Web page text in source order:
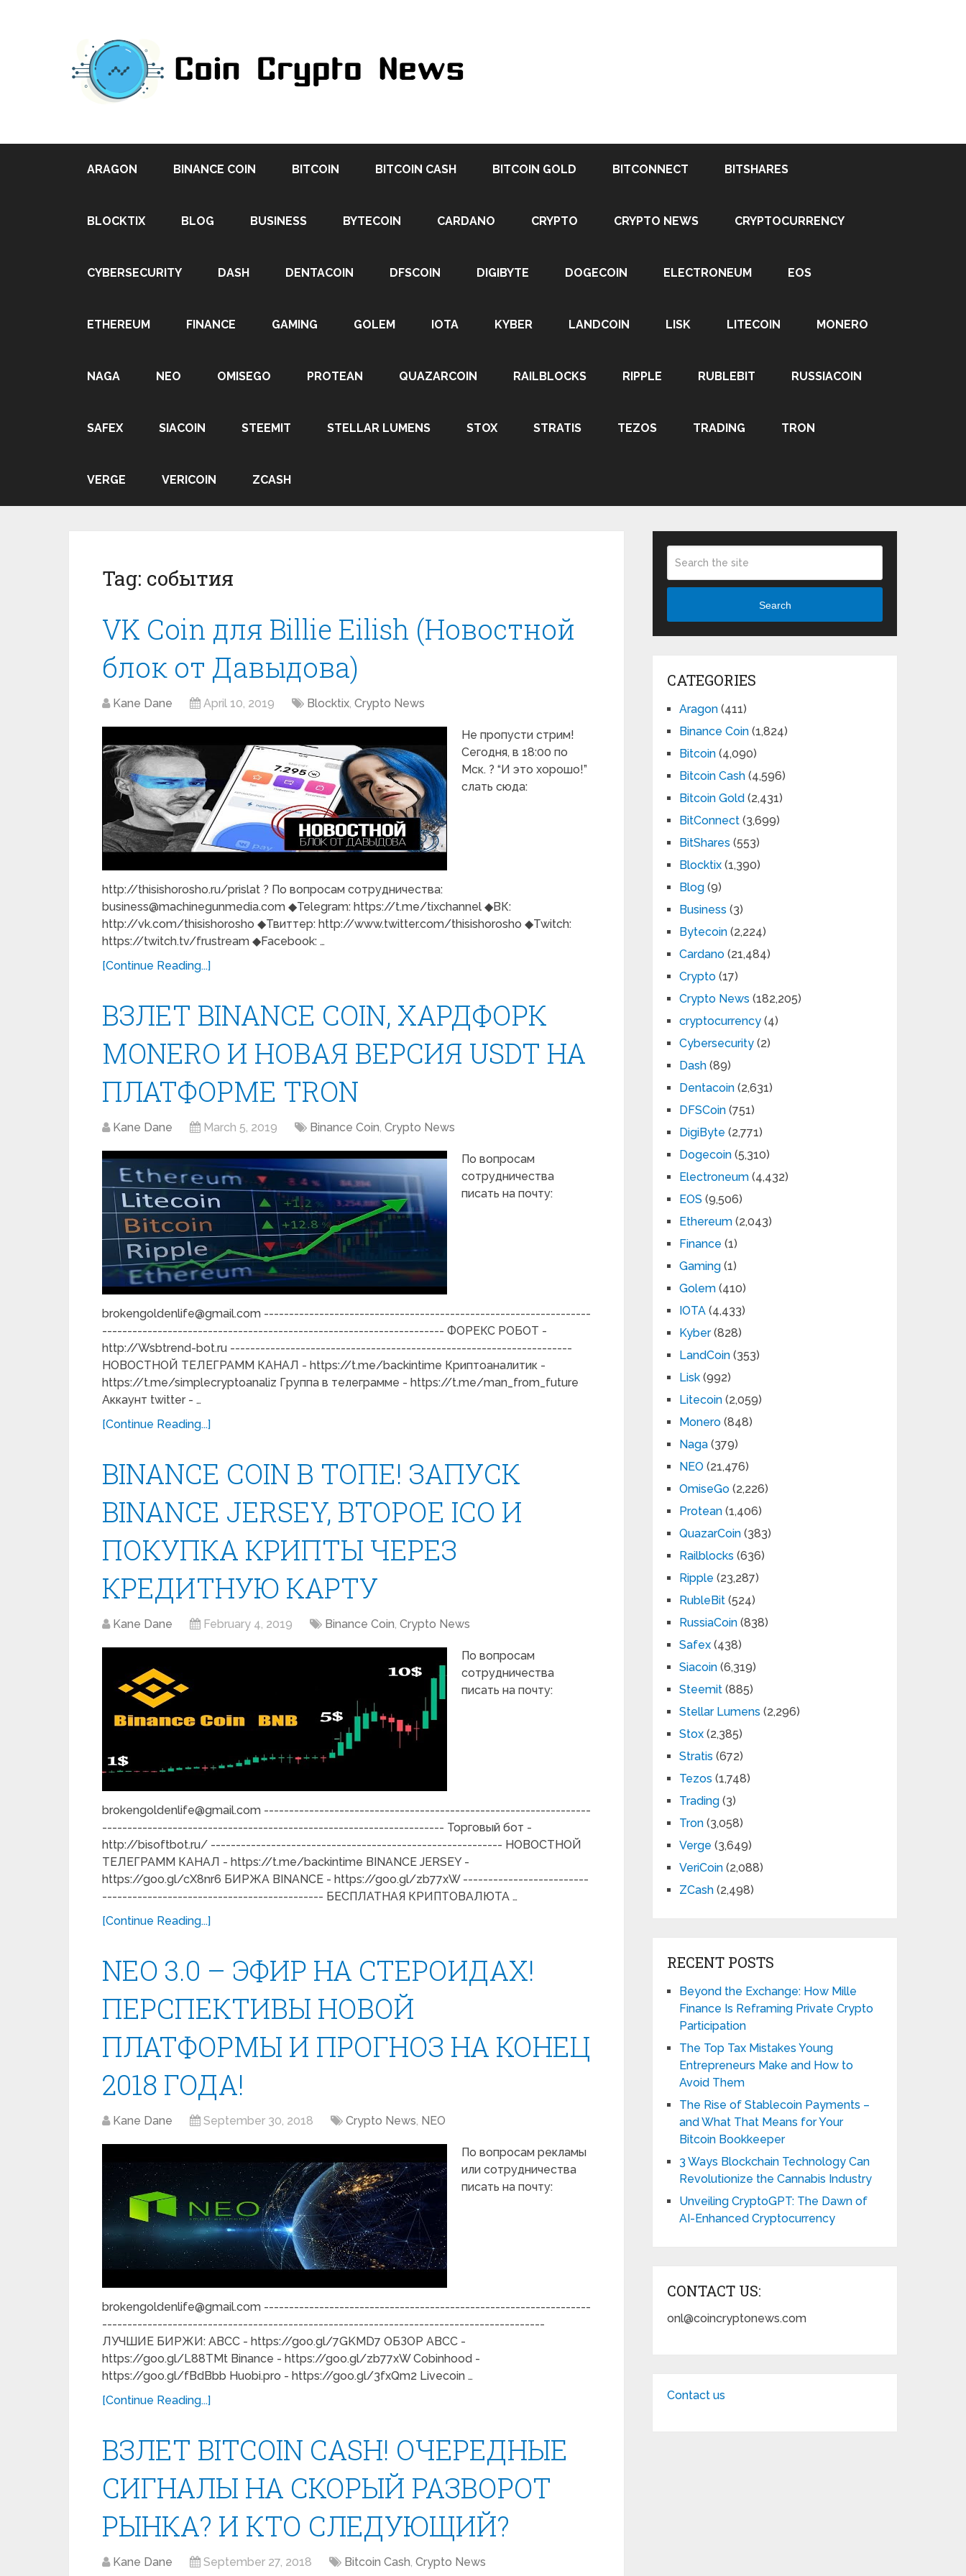
ARAGON BINANCE COIN BITCOIN BITCOIN CASH BITCOIN GOLD BITCONNECT BITSHARES
BLOCKTIX BLOG BUSINESS BYTECOIN CARDANO CRYPTO CRYPTO NEWS CRYPTOCURRENCY
CYBERSECURITY DASH DENTACOIN DFSCOIN DIGIBYTE DOGECOIN ELECTRONEUM EOS
ETHEREUM FINANCE GAMING GOLEM IOTA KYBER LANDCOIN LISK LITECOIN MONERO
NAGA NEO OMISEGO PROTEAN QUAZARCOIN RAILBLOCKS RIPPLE RUBLEBIT RUSSIACOIN
SAFEX SIACOIN STEEMIT STELLAR LUMENS STOX STRATIS TEZOS TRADING TRON
VERGE VERICOIN ZCASH
Tag: события
VK Coin для Billie Eilish (Новостной
блок от Давыдова)
Kane Dane April 10, 2019 Blocktix, Crypto News
Не пропусти стрим!
Сегодня, в 18:00 по
Мск. ? “И это хорошо!”
слать сюда:
http://thisishorosho.ru/prislat ? По вопросам сотрудничества:
business@machinegunmedia.com ◆Telegram: https://t.me/tixchannel ◆ВК:
http://vk.com/thisishorosho ◆Твиттер: http://www.twitter.com/thisishorosho ◆Twitch:
https://twitch.tv/frustream ◆Facebook: …
[Continue Reading...]
ВЗЛЕТ BINANCE COIN, ХАРДФОРК
MONERO И НОВАЯ ВЕРСИЯ USDT НА
ПЛАТФОРМЕ TRON
Kane Dane March 5, 2019 Binance Coin, Crypto News
По вопросам
сотрудничества
писать на почту:
brokengoldenlife@gmail.com -----------------------------------------------------------------
-------------------------------------------------------------------- ФОРЕКС РОБОТ -
http://Wsbtrend-bot.ru --------------------------------------------------------------------
НОВОСТНОЙ ТЕЛЕГРАММ КАНАЛ - https://t.me/backintime Криптоаналитик -
https://t.me/simplecryptoanaliz Группа в телеграмме - https://t.me/man_from_future
Аккаунт twitter - …
[Continue Reading...]
BINANCE COIN В ТОПЕ! ЗАПУСК
BINANCE JERSEY, ВТОРОЕ ICO И
ПОКУПКА КРИПТЫ ЧЕРЕЗ
КРЕДИТНУЮ КАРТУ
Kane Dane February 4, 2019 Binance Coin, Crypto News
По вопросам
сотрудничества
писать на почту:
brokengoldenlife@gmail.com -----------------------------------------------------------------
-------------------------------------------------------------------- Торговый бот -
http://bisoftbot.ru/ ---------------------------------------------------------- НОВОСТНОЙ
ТЕЛЕГРАММ КАНАЛ - https://t.me/backintime BINANCE JERSEY -
https://goo.gl/cX8nr6 БИРЖА BINANCE - https://goo.gl/zb77xW -------------------------
-------------------------------------------- БЕСПЛАТНАЯ КРИПТОВАЛЮТА …
[Continue Reading...]
NEO 3.0 – ЭФИР НА СТЕРОИДАХ!
ПЕРСПЕКТИВЫ НОВОЙ
ПЛАТФОРМЫ И ПРОГНОЗ НА КОНЕЦ
2018 ГОДА!
Kane Dane September 30, 2018 Crypto News, NEO
По вопросам рекламы
или сотрудничества
писать на почту:
brokengoldenlife@gmail.com -----------------------------------------------------------------
----------------------------------------------------------------------------------------
ЛУЧШИЕ БИРЖИ: ABCC - https://goo.gl/7GKMD7 ОБЗОР ABCC -
https://goo.gl/L88TMt Binance - https://goo.gl/zb77xW Cobinhood -
https://goo.gl/fBdBbb Huobi.pro - https://goo.gl/3fxQm2 Livecoin …
[Continue Reading...]
ВЗЛЕТ BITCOIN CASH! ОЧЕРЕДНЫЕ
СИГНАЛЫ НА СКОРЫЙ РАЗВОРОТ
РЫНКА? И КТО СЛЕДУЮЩИЙ?
Kane Dane September 27, 2018 Bitcoin Cash, Crypto News
Search
CATEGORIES
Aragon (411)
Binance Coin (1,824)
Bitcoin (4,090)
Bitcoin Cash (4,596)
Bitcoin Gold (2,431)
BitConnect (3,699)
BitShares (553)
Blocktix (1,390)
Blog (9)
Business (3)
Bytecoin (2,224)
Cardano (21,484)
Crypto (17)
Crypto News (182,205)
cryptocurrency (4)
Cybersecurity (2)
Dash (89)
Dentacoin (2,631)
DFSCoin (751)
DigiByte (2,771)
Dogecoin (5,310)
Electroneum (4,432)
EOS (9,506)
Ethereum (2,043)
Finance (1)
Gaming (1)
Golem (410)
IOTA (4,433)
Kyber(828)
LandCoin (353)
Lisk (992)
Litecoin (2,059)
Monero (848)
Naga (379)
NEO (21,476)
OmiseGo (2,226)
Protean (1,406)
QuazarCoin (383)
Railblocks (636)
Ripple (23,287)
RubleBit (524)
RussiaCoin (838)
Safex (438)
Siacoin (6,319)
Steemit (885)
Stellar Lumens (2,296)
Stox (2,385)
Stratis (672)
Tezos (1,748)
Trading (3)
Tron (3,058)
Verge (3,649)
VeriCoin (2,088)
ZCash (2,498)
RECENT POSTS
Beyond the Exchange: How Mille
Finance Is Reframing Private Crypto
Participation
The Top Tax Mistakes Young
Entrepreneurs Make and How to
Avoid Them
The Rise of Stablecoin Payments –
and What That Means for Your
Bitcoin Bookkeeper
3 Ways Blockchain Technology Can
Revolutionize the Cannabis Industry
Unveiling CryptoGPT: The Dawn of
AI-Enhanced Cryptocurrency
CONTACT US:
onl@coincryptonews.com
Contact us